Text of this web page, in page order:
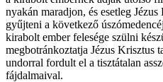
nyakán maradjon, és esetleg
gyűjteni a következő
kirabolt ember felesége szülni
megbotránkoztatja Jézus Krisztus
undorral fordult el a tisztátalan
fájdalmaival.